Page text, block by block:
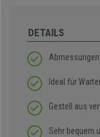
DETAILS
Ideal für
Gestell aus
Sehr bequem